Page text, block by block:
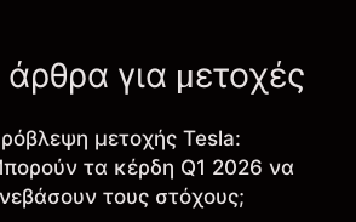
για μετοχές
μετοχής Tesla:
τα κέρδη Q1 2026 να
τους στόχους;